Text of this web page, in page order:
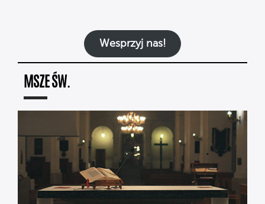
Wesprzyj nas!
MSZE ŚW.